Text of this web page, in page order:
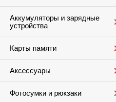
Аккумуляторы и зарядные
устройства
Карты памяти
Аксессуары
Фотосумки и рюкзаки